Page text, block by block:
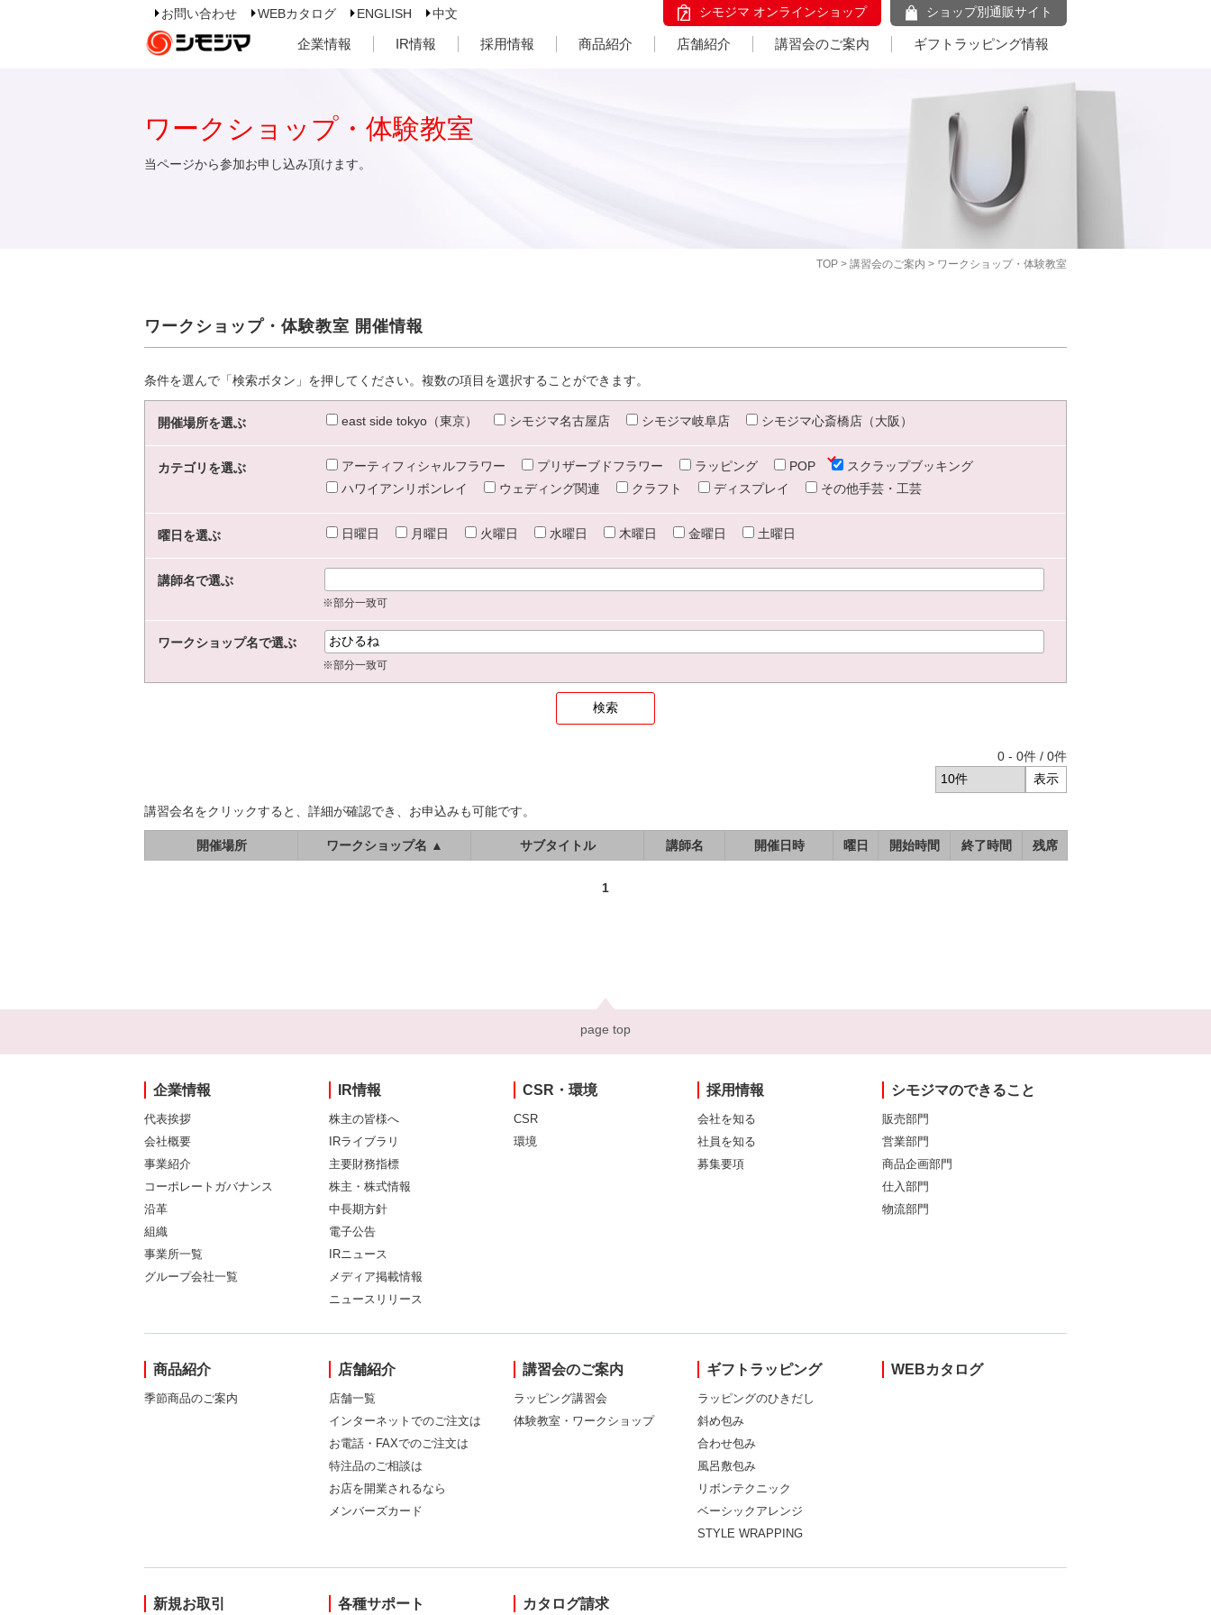
お問い合わせ WEBカタログ ENGLISH 中文 シモジマ オンラインショップ ショップ別通販サイト
企業情報 IR情報 採用情報 商品紹介 店舗紹介 講習会のご案内 ギフトラッピング情報
TOP > 講習会のご案内 > ワークショップ・体験教室
ワークショップ・体験教室
当ページから参加お申し込み頂けます。
ワークショップ・体験教室 開催情報
条件を選んで「検索ボタン」を押してください。複数の項目を選択することができます。
開催場所を選ぶ east side tokyo（東京） シモジマ名古屋店 シモジマ岐阜店 シモジマ心斎橋店（大阪）
カテゴリを選ぶ アーティフィシャルフラワー プリザーブドフラワー ラッピング POP
スクラップブッキング
ハワイアンリボンレイ
ウェディング関連 クラフト ディスプレイ その他手芸・工芸
曜日を選ぶ 日曜日 月曜日 火曜日 水曜日 木曜日 金曜日 土曜日
講師名で選ぶ
※部分一致可
ワークショップ名で選ぶ
※部分一致可
0 - 0件 / 0件
講習会名をクリックすると、詳細が確認でき、お申込みも可能です。
開催場所 ワークショップ名 ▲ サブタイトル 講師名 開催日時 曜日 開始時間 終了時間 残席
1
page top
企業情報
代表挨拶
会社概要
事業紹介
コーポレートガバナンス
沿革
組織
事業所一覧
グループ会社一覧
IR情報
株主の皆様へ
IRライブラリ
主要財務指標
株主・株式情報
中長期方針
電子公告
IRニュース
メディア掲載情報
ニュースリリース
CSR・環境
CSR
環境
採用情報
会社を知る
社員を知る
募集要項
シモジマのできること
販売部門
営業部門
商品企画部門
仕入部門
物流部門
商品紹介
季節商品のご案内
店舗紹介
店舗一覧
インターネットでのご注文は
お電話・FAXでのご注文は
特注品のご相談は
お店を開業されるなら
メンバーズカード
講習会のご案内
ラッピング講習会
体験教室・ワークショップ
ギフトラッピング
ラッピングのひきだし
斜め包み
合わせ包み
風呂敷包み
リボンテクニック
ベーシックアレンジ
STYLE WRAPPING
WEBカタログ
新規お取引 各種サポート カタログ請求